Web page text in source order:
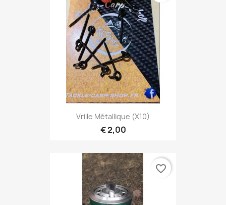
Vrille Métallique (x10)
€ 2,00
favorite_border